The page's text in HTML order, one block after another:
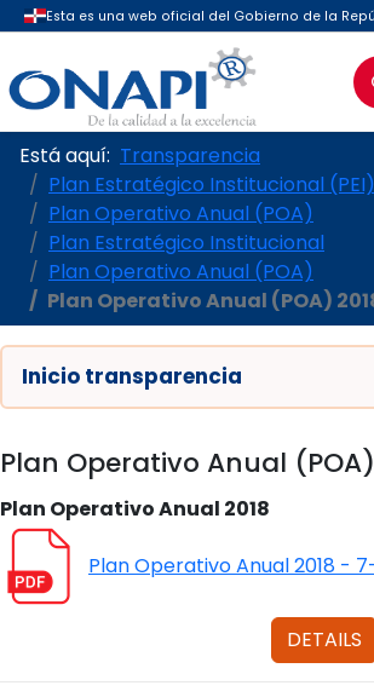
Está aquí: Transparencia
Plan Estratégico Institucional (PEI)
Plan Operativo Anual (POA)
Plan Estratégico Institucional
Plan Operativo Anual (POA)
Plan Operativo Anual (POA)
Inicio transparencia
Plan Operativo Anual
Plan Operativo Anual 2018
Plan Operativo Anual 2018 -
DETAILS